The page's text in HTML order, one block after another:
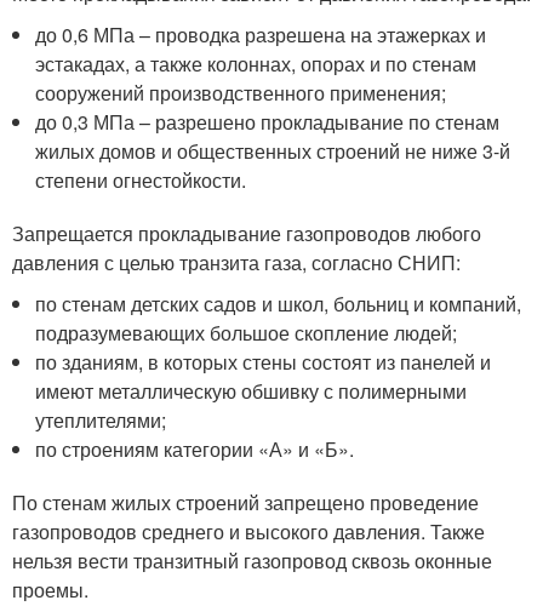
до 0,6 МПа – проводка разрешена на этажерках и
эстакадах, а также колоннах, опорах и по стенам
сооружений производственного применения;
до 0,3 МПа – разрешено прокладывание по стенам
жилых домов и общественных строений не ниже 3-й
степени огнестойкости.
Запрещается прокладывание газопроводов любого
давления с целью транзита газа, согласно СНИП:
по стенам детских садов и школ, больниц и компаний,
подразумевающих большое скопление людей;
по зданиям, в которых стены состоят из панелей и
имеют металлическую обшивку с полимерными
утеплителями;
по строениям категории «А» и «Б».
По стенам жилых строений запрещено проведение
газопроводов среднего и высокого давления. Также
нельзя вести транзитный газопровод сквозь оконные
проемы.